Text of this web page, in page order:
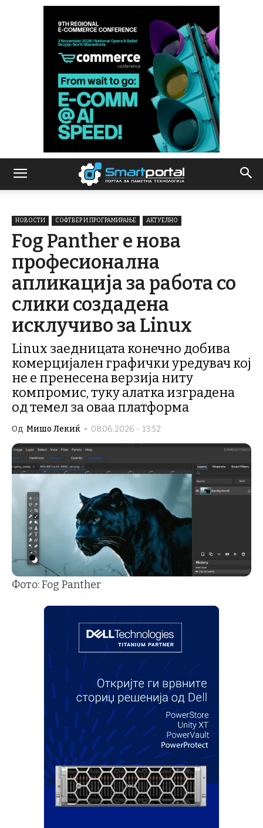
НОВОСТИ СОФТВЕР И ПРОГРАМИРАЊЕ АКТУЕЛНО
Fog Panther е нова
професионална
апликација за работа со
слики создадена
исклучиво за Linux
Linux заедницата конечно добива
комерцијален графички уредувач кој
не е пренесена верзија ниту
компромис, туку алатка изградена
од темел за оваа платформа
Од Мишо Лекиќ - 08.06.2026 - 13:52
Фото: Fog Panther